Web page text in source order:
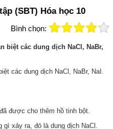
(SBT) Hóa học 10
Bình chọn:
biệt các dung dịch NaCl, NaBr,
các dung dịch NaCl, NaBr, NaI.
được cho thêm hồ tinh bột.
gì xảy ra, đó là dung dịch NaCl.